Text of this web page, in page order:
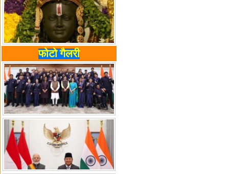
फोटो गैलरी